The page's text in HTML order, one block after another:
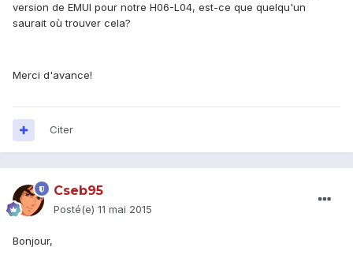
version de EMUI pour notre H06-L04, est-ce que quelqu'un
saurait où trouver cela?
Merci d'avance!
Citer
Cseb95
Posté(e) 11 mai 2015
Bonjour,